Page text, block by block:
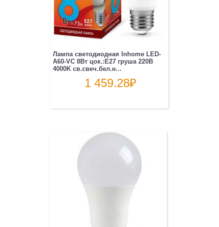
Лампа светодиодная Inhome LED-
A60-VC 8Вт цок.:E27 груша 220B
4000K св.свеч.бел.н...
1 459.28₽